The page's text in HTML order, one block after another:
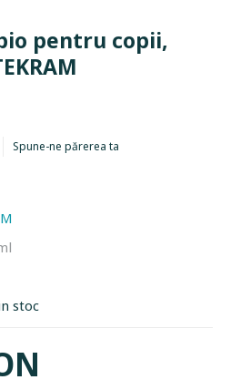
pentru copii,
Spune-ne părerea ta
stoc